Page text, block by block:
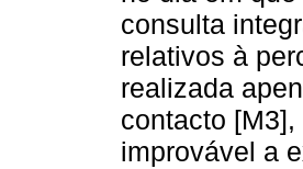
consulta
relativos à
realizada
contacto
improvável a